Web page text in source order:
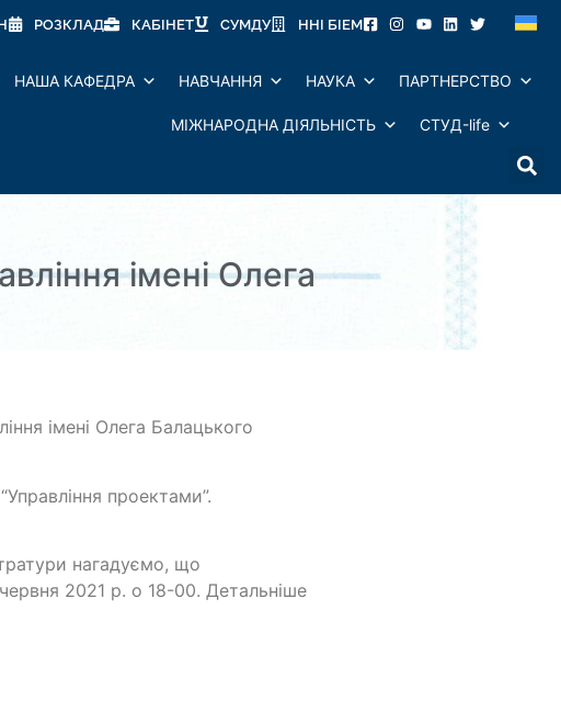
РОЗКЛАД КАБІНЕТ СУМДУ ННІ БІЕМ
НАША КАФЕДРА НАВЧАННЯ НАУКА ПАРТНЕРСТВО
МІЖНАРОДНА ДІЯЛЬНІСТЬ СТУД-life
імені Олега
імені Олега Балацького
проектами”.
нагадуємо, що
2021 р. о 18-00. Детальніше